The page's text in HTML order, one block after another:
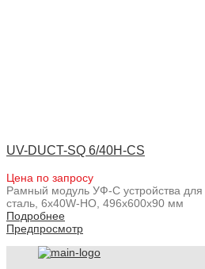
UV-DUCT-SQ 6/40H-CS
Цена по запросу
Рамный модуль УФ-С устройства
сталь, 6x40W-HO, 496x600x90 мм
Подробнее
Предпросмотр